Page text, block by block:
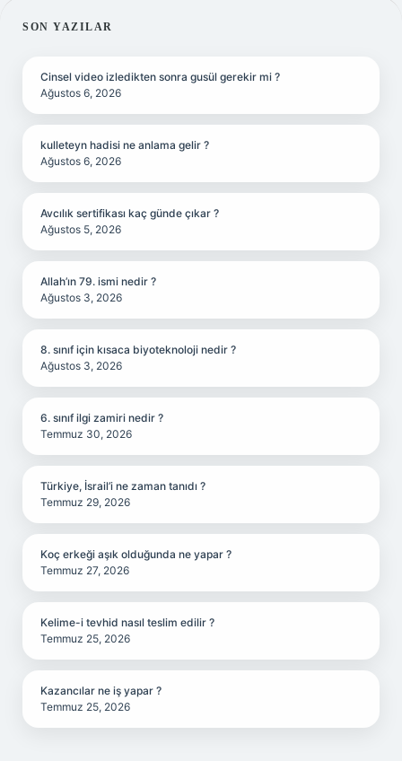
SIDEBAR
SON YAZILAR
Cinsel video izledikten sonra gusül gerekir mi ?
Ağustos 6, 2026
kulleteyn hadisi ne anlama gelir ?
Ağustos 6, 2026
Avcılık sertifikası kaç günde çıkar ?
Ağustos 5, 2026
Allah’ın 79. ismi nedir ?
Ağustos 3, 2026
8. sınıf için kısaca biyoteknoloji nedir ?
Ağustos 3, 2026
6. sınıf ilgi zamiri nedir ?
Temmuz 30, 2026
Türkiye, İsrail’i ne zaman tanıdı ?
Temmuz 29, 2026
Koç erkeği aşık olduğunda ne yapar ?
Temmuz 27, 2026
Kelime-i tevhid nasıl teslim edilir ?
Temmuz 25, 2026
Kazancılar ne iş yapar ?
Temmuz 25, 2026